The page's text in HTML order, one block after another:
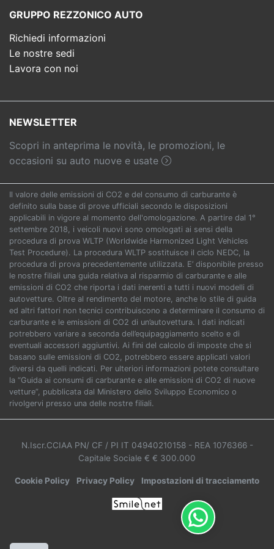
GRUPPO REZZONICO AUTO
Richiedi informazioni
Le nostre sedi
Lavora con noi
NEWSLETTER
Scopri in anteprima le novità, le promozioni, le
occasioni su auto nuove e usate
Il valore delle emissioni di CO2 e del consumo di carburante è
definito sulla base di prove ufficiali secondo le disposizioni
applicabili in vigore al momento dell'omologazione. A partire dal 1°
settembre 2018, i veicoli nuovi sono omologati ai sensi della
procedura di prova WLTP (Worldwide Harmonized Light Vehicles
Test Procedure). La procedura WLTP sostituisce il ciclo NEDC, la
procedura di prova precedentemente utilizzata. E’ disponibile presso
le nostre filiali una guida relativa al risparmio di carburante e alle
emissioni di CO2 che riporta i dati inerenti a tutti i nuovi modelli di
autovetture. Oltre al rendimento del motore, anche lo stile di guida
ed altri fattori non tecnici contribuiscono a determinare il consumo di
carburante e le emissioni di CO2 di un’autovettura. I dati indicati
potrebbero variare a seconda dell’equipaggiamento scelto e di
eventuali accessori aggiuntivi. Ai fini del calcolo di imposte che si
basano sulle emissioni di CO2, potrebbero essere applicati valori
diversi da quelli indicati. Per ulteriori informazioni potete consultare
la “Guida ai consumi di carburante e alle emissioni di CO2 di nuove
vetture”, pubblicata dal Ministero dello Sviluppo Economico o
rivolgervi presso una delle nostre filiali.
N.Iscr.CCIAA PN/ CF / PI IT 04940210158 - REA 1076366 -
Capitale Sociale € € 300.000
Cookie Policy Privacy Policy Impostazioni di tracciamento